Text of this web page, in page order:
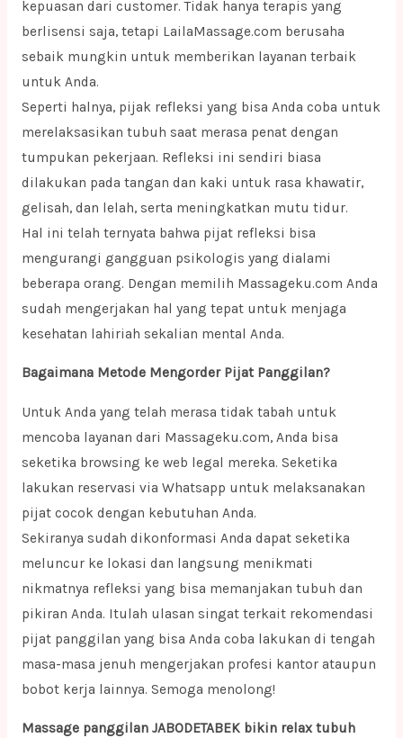
kepuasan dari customer. Tidak hanya terapis yang
berlisensi saja, tetapi LailaMassage.com berusaha
sebaik mungkin untuk memberikan layanan terbaik
untuk Anda.
Seperti halnya, pijak refleksi yang bisa Anda coba untuk
merelaksasikan tubuh saat merasa penat dengan
tumpukan pekerjaan. Refleksi ini sendiri biasa
dilakukan pada tangan dan kaki untuk rasa khawatir,
gelisah, dan lelah, serta meningkatkan mutu tidur.
Hal ini telah ternyata bahwa pijat refleksi bisa
mengurangi gangguan psikologis yang dialami
beberapa orang. Dengan memilih Massageku.com Anda
sudah mengerjakan hal yang tepat untuk menjaga
kesehatan lahiriah sekalian mental Anda.
Bagaimana Metode Mengorder Pijat Panggilan?
Untuk Anda yang telah merasa tidak tabah untuk
mencoba layanan dari Massageku.com, Anda bisa
seketika browsing ke web legal mereka. Seketika
lakukan reservasi via Whatsapp untuk melaksanakan
pijat cocok dengan kebutuhan Anda.
Sekiranya sudah dikonformasi Anda dapat seketika
meluncur ke lokasi dan langsung menikmati
nikmatnya refleksi yang bisa memanjakan tubuh dan
pikiran Anda. Itulah ulasan singat terkait rekomendasi
pijat panggilan yang bisa Anda coba lakukan di tengah
masa-masa jenuh mengerjakan profesi kantor ataupun
bobot kerja lainnya. Semoga menolong!
Massage panggilan JABODETABEK bikin relax tubuh